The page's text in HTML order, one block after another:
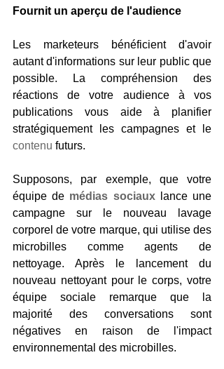
Fournit un aperçu de l'audience
Les marketeurs bénéficient d'avoir
autant d'informations sur leur public que
possible. La compréhension des
réactions de votre audience à vos
publications vous aide à planifier
contenu futurs.
Supposons, par exemple, que votre
équipe de médias sociaux lance une
campagne sur le nouveau lavage
corporel de votre marque, qui utilise des
microbilles comme agents de
nettoyage. Après le lancement du
nouveau nettoyant pour le corps, votre
équipe sociale remarque que la
majorité des conversations sont
négatives en raison de l'impact
environnemental des microbilles.